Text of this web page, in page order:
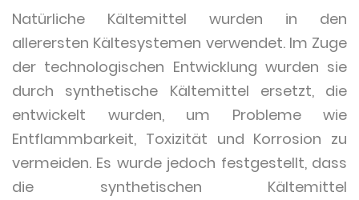
Natürliche Kältemittel wurden in den
allerersten Kältesystemen verwendet. Im Zuge
der technologischen Entwicklung wurden sie
durch synthetische Kältemittel ersetzt, die
entwickelt wurden, um Probleme wie
Entflammbarkeit, Toxizität und Korrosion zu
vermeiden. Es wurde jedoch festgestellt, dass
die synthetischen Kältemittel